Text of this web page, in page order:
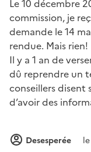
Le 10 décembre
commission, je
demande le 14
rendue. Mais rien!
Il y a 1 an de
dû reprendre un
conseillers disent
d’avoir des
Desesperée